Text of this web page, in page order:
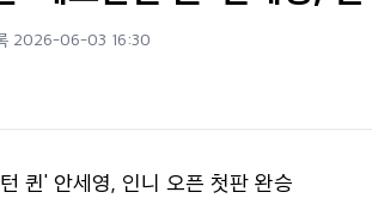
2026-06-03 16:30
퀸' 안세영, 인니 오픈 첫판 완승